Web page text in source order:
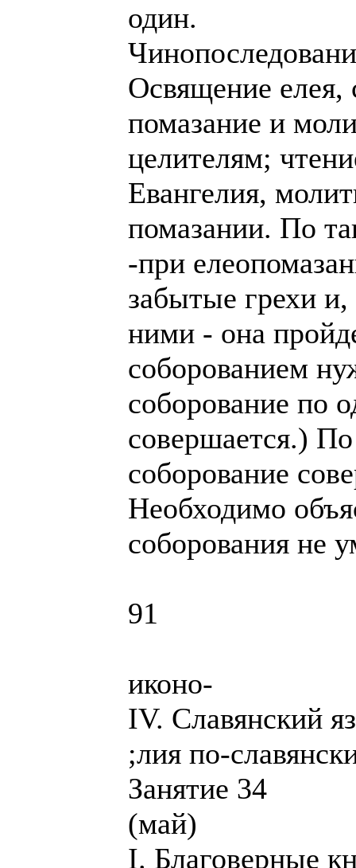
один.
Освящение елея,
помазание и
целителям;
Евангелия,
помазании. По
-при
забытые грехи и,
ними - она
соборованием
соборование по
совершается.)
соборование
Необходимо
соборования не
91
иконо-
IV. Славянский
;лия по-
Занятие 34
(май)
I. Благоверные